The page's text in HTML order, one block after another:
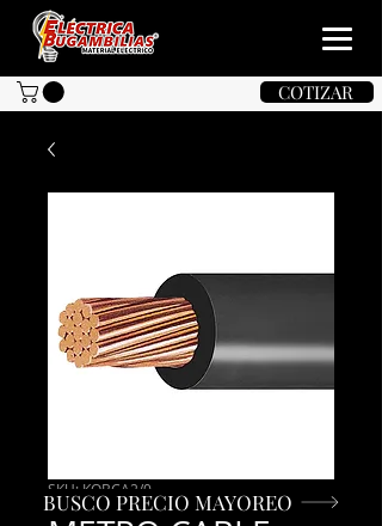
COTIZAR
SKU: KOBCA2/0
BUSCO PRECIO MAYOREO